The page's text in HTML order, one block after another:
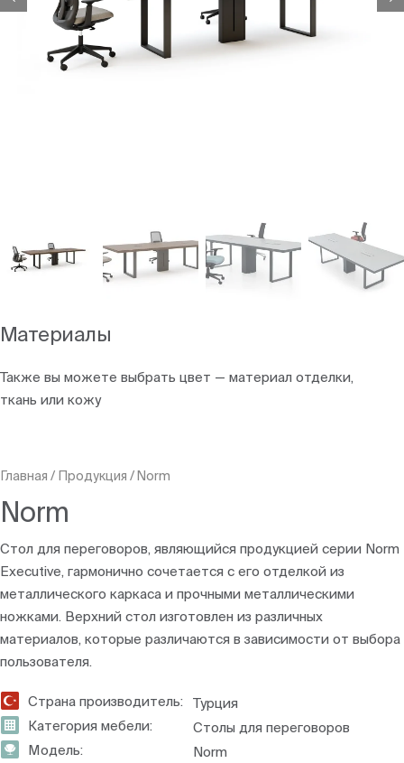
Материалы
Также вы можете выбрать цвет — материал отделки,
ткань или кожу
Главная / Продукция / Norm
Norm
Стол для переговоров, являющийся продукцией серии Norm
Executive, гармонично сочетается с его отделкой из
металлического каркаса и прочными металлическими
ножками. Верхний стол изготовлен из различных
материалов, которые различаются в зависимости от выбора
пользователя.
Страна производитель:
Турция
Категория мебели:
Столы для переговоров
Модель:
Norm